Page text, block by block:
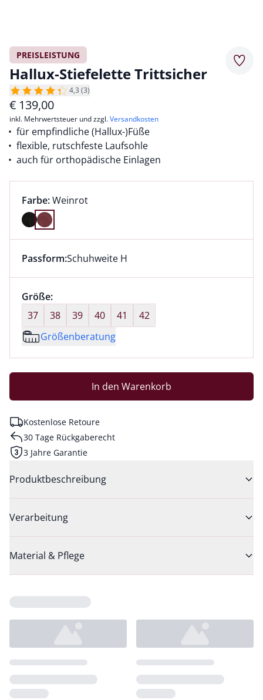
PREISLEISTUNG
Hallux-Stiefelette Trittsicher
4,3 (3)
€ 139,00
inkl. Mehrwertsteuer und zzgl.Versandkosten
für empfindliche (Hallux-)Füße
flexible, rutschfeste Laufsohle
auch für orthopädische Einlagen
Farbauswahl:
Farbe:aktuell ausgewählt:
Weinrot
Farbe Weinrot ausgewählt
Dieser Artikel hat die Passform Schuhweite H. für
Passform:Schuhweite H
Größenauswahl:
Größe:nichts ausgewählt
37
38 39 40 41
42
Größenberatung
In den Warenkorb
Kostenlose Retoure
30 Tage Rückgaberecht
3 Jahre Garantie
Produktbeschreibung
Verarbeitung
Material & Pflege